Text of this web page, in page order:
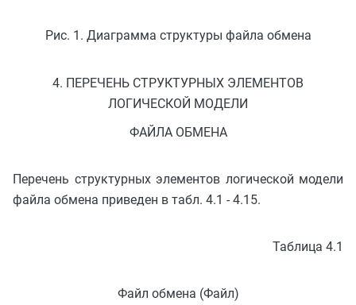
Рис. 1. Диаграмма структуры файла обмена
4. ПЕРЕЧЕНЬ СТРУКТУРНЫХ ЭЛЕМЕНТОВ
ЛОГИЧЕСКОЙ МОДЕЛИ
ФАЙЛА ОБМЕНА
Перечень структурных элементов логической модели
файла обмена приведен в табл. 4.1 - 4.15.
Таблица 4.1
Файл обмена (Файл)